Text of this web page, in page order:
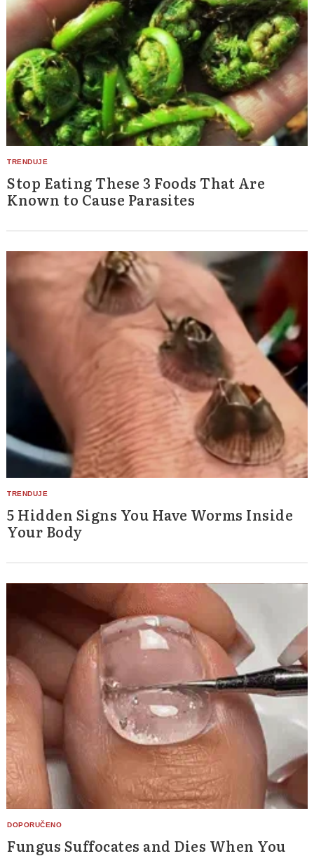
Stop Eating These 3 Foods That Are
Known to Cause Parasites
5 Hidden Signs You Have Worms Inside
Your Body
Fungus Suffocates and Dies When You